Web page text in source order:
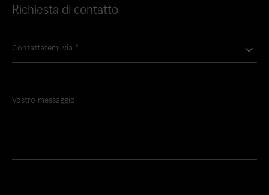
Richiesta di contatto
Contattatemi via *
Vostro messaggio